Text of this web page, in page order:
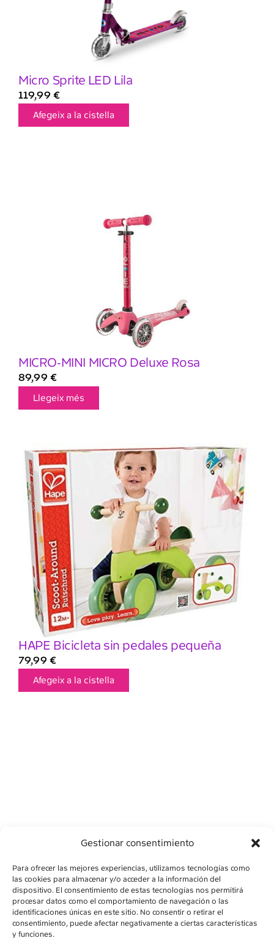
Gestionar consentimiento
Para ofrecer las mejores experiencias, utilizamos tecnologías como
las cookies para almacenar y/o acceder a la información del
dispositivo. El consentimiento de estas tecnologías nos permitirá
procesar datos como el comportamiento de navegación o las
identificaciones únicas en este sitio. No consentir o retirar el
consentimiento, puede afectar negativamente a ciertas características
y funciones.
Micro Sprite LED Lila
119,99 €
Afegeix a la cistella
MICRO-MINI MICRO Deluxe Rosa
89,99 €
Llegeix més
HAPE Bicicleta sin pedales pequeña
79,99 €
Afegeix a la cistella
AVÍS LEGAL